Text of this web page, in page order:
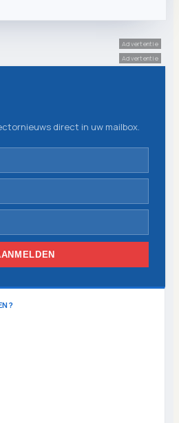
Advertentie
Advertentie
direct in uw mailbox.